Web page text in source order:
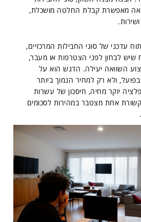
מאפשרת קבלת החלטה מושכלת,
עדכני של סוגי החבילות המרכזיים,
לבחון לפני הצטרפות או מעבר,
השוואה יעילה. הדגש הוא על
ולא רק למחיר הנמוך ביותר
יוקר מחיה, חיסכון של עשרות
אחת מצטבר במהירות לסכומים